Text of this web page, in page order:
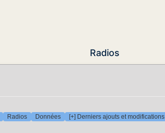
Radios
Radios Données [+] Derniers ajouts et modifications